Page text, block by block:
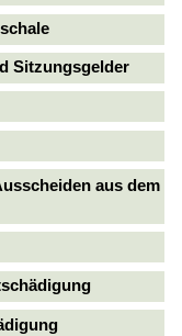
Sitzungsgelder
aus dem